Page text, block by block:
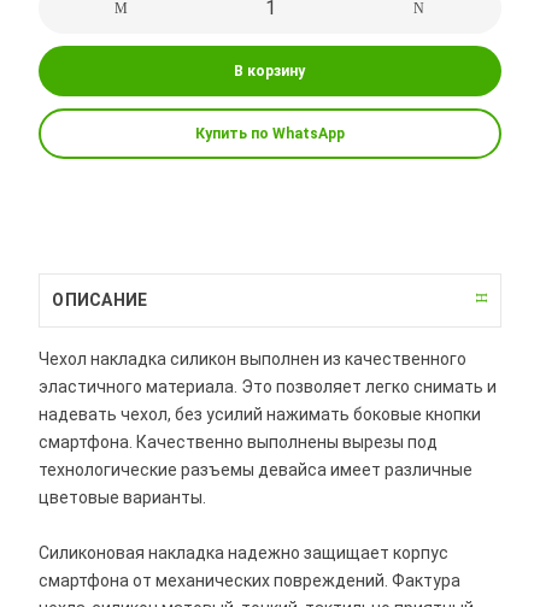
В корзину
Купить по WhatsApp
ОПИСАНИЕ
Чехол накладка силикон выполнен из качественного
эластичного материала. Это позволяет легко снимать и
надевать чехол, без усилий нажимать боковые кнопки
смартфона. Качественно выполнены вырезы под
технологические разъемы девайса имеет различные
цветовые варианты.
Силиконовая накладка надежно защищает корпус
смартфона от механических повреждений. Фактура